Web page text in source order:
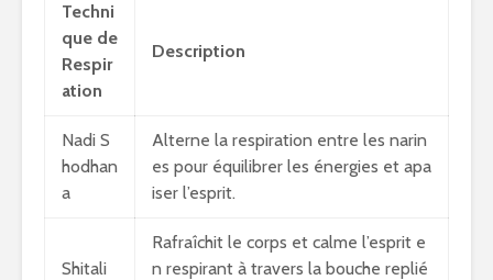
Techni
que de
Respir
ation
Description
Nadi S
hodhan
a
Alterne la respiration entre les narin
es pour équilibrer les énergies et apa
iser l’esprit.
Shitali
Rafraîchit le corps et calme l’esprit e
n respirant à travers la bouche replié